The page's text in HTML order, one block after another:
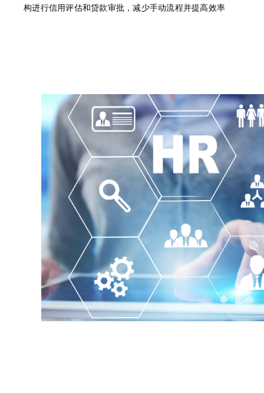
构进行信用评估和贷款审批，减少手动流程并提高效率